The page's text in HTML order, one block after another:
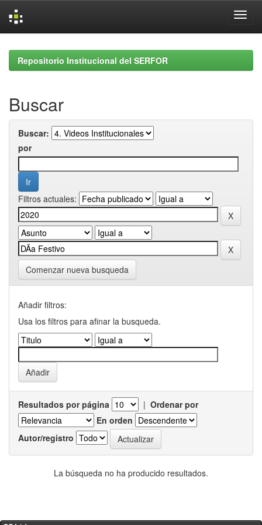
navigationRepositorio Institucional del SERFOR
Buscar
Buscar:
por
Filtros actuales:
Comenzar nueva busqueda
Añadir filtros:
Usa los filtros para afinar la busqueda.
Resultados por página | Ordenar por
En orden
Autor/registro
La búsqueda no ha producido resultados.